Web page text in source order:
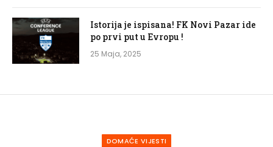
Istorija je ispisana! FK Novi Pazar ide
po prvi put u Evropu !
25 Maja, 2025
DOMAĆE VIJESTI